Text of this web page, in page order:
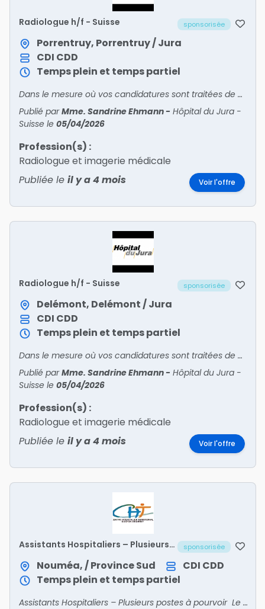
Radiologue h/f - Suisse sponsorisée
Porrentruy, Porrentruy / Jura
CDI CDD
Temps plein et temps partiel
Dans le mesure où vos candidatures sont traitées de manière électronique, nous vous remercions de postuler prioritairement en ligne : www.h.ju.ch - rubriques emplois CONTACT ET ADRESSAGE DES CAN
Publié parMme. Sandrine Ehmann- Hôpital du Jura -
Suisse le 05/04/2026
Profession(s) :
Radiologue et imagerie médicale
Publiée le il y a 4 mois Voir l'offre
Radiologue h/f - Suisse sponsorisée
Delémont, Delémont / Jura
CDI CDD
Temps plein et temps partiel
Dans le mesure où vos candidatures sont traitées de manière électronique, nous vous remercions de postuler prioritairement en ligne : www.h.ju.ch - rubriques emplois CONTACT ET ADRESSAGE DES CAN
Publié parMme. Sandrine Ehmann- Hôpital du Jura -
Suisse le 05/04/2026
Profession(s) :
Radiologue et imagerie médicale
Publiée le il y a 4 mois Voir l'offre
Assistants Hospitaliers – Plusieurs
sponsorisée
Nouméa, / Province Sud CDI CDD
Temps plein et temps partiel
Assistants Hospitaliers – Plusieurs postes à pourvoir Le Centre Hospitalier Territorial Gaston Bourret, établissement de référence en Nouvelle-Calédonie, recrute plusieurs Assistants Hosp